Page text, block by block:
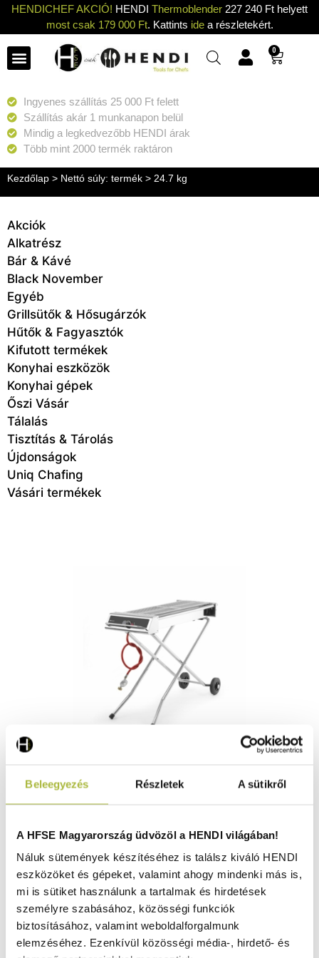
Beleegyezés Részletek A sütikről
A HFSE Magyarország üdvözöl a HENDI világában!
Náluk sütemények készítéséhez is találsz kiváló HENDI
eszközöket és gépeket, valamint ahogy mindenki más is,
mi is sütiket használunk a tartalmak és hirdetések
személyre szabásához, közösségi funkciók
biztosításához, valamint weboldalforgalmunk
elemzéséhez. Ezenkívül közösségi média-, hirdető- és
HENDICHEF AKCIÓ! HENDI Thermoblender 227 240 Ft helyett
most csak 179 000 Ft. Kattints idea részletekért.
0
Ingyenes szállítás 25 000 Ft felett
Szállítás akár 1 munkanapon belül
Mindig a legkedvezőbb HENDI árak
Több mint 2000 termék raktáron
Kezdőlap > Nettó súly: termék > 24.7 kg
Akciók
Alkatrész
Bár & Kávé
Black November
Egyéb
Grillsütők & Hősugárzók
Hűtők & Fagyasztók
Kifutott termékek
Konyhai eszközök
Konyhai gépek
Őszi Vásár
Tálalás
Tisztítás & Tárolás
Újdonságok
Uniq Chafing
Vásári termékek
mm - HENDI 148105
244.740Ft
(192.709Ft+ ÁFA)
KOSÁRBA